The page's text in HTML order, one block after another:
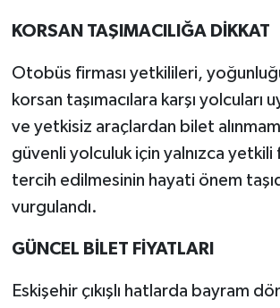
KORSAN TAŞIMACILIĞA DİKKAT
Otobüs firması yetkilileri,
korsan taşımacılara karşı yolcuları
ve yetkisiz araçlardan bilet
güvenli yolculuk için yalnızca yetkili
tercih edilmesinin hayati önem
vurgulandı.
GÜNCEL BİLET FİYATLARI
Eskişehir çıkışlı hatlarda bayram